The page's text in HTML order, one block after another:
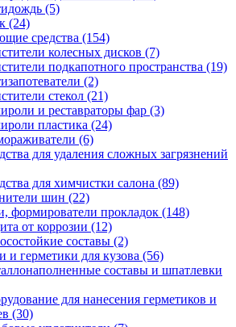
(5)
(24)
средства (154)
колесных дисков (7)
подкапотного пространства (19)
(2)
стекол (21)
и реставраторы фар (3)
пластика (24)
(6)
для удаления сложных загрязнений
для химчистки салона (89)
шин (22)
формирователи прокладок (148)
от коррозии (12)
составы (2)
и герметики для кузова (56)
составы и шпатлевки
для нанесения герметиков и
(30)